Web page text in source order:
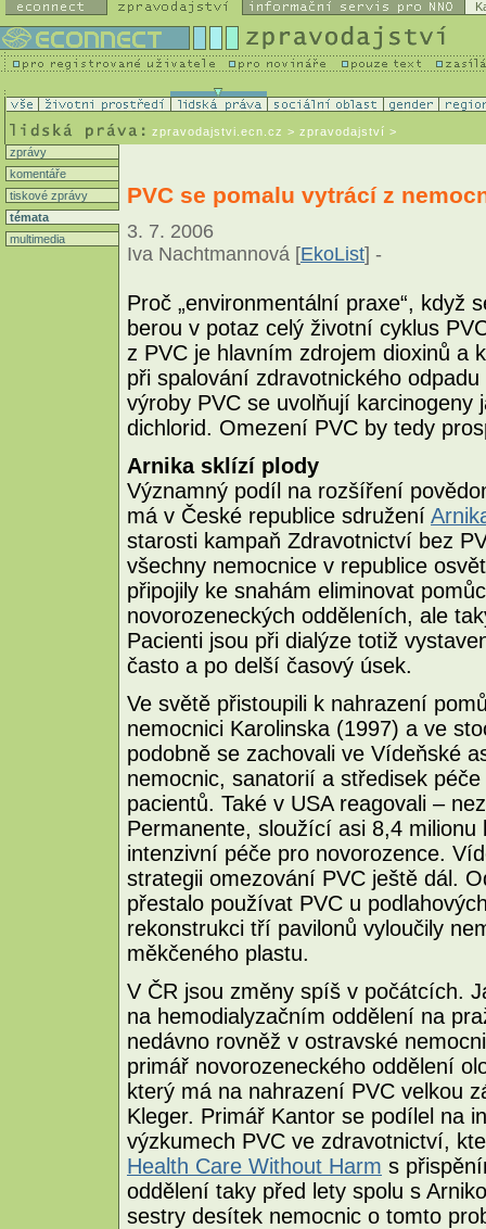
zpravodajstvi.ecn.cz > zpravodajství >
zprávy
komentáře
tiskové zprávy
témata
multimedia
PVC se pomalu vytrácí z
3. 7. 2006
Iva Nachtmannová [EkoList] -
Proč „environmentální praxe“, když
berou v potaz celý životní cyklus
z PVC je hlavním zdrojem dioxinů a
při spalování zdravotnického
výroby PVC se uvolňují karcinogeny
dichlorid. Omezení PVC by tedy
Arnika sklízí plody
Významný podíl na rozšíření
má v České republice sdružení
starosti kampaň Zdravotnictví bez
všechny nemocnice v republice
připojily ke snahám eliminovat
novorozeneckých odděleních, ale
Pacienti jsou při dialýze totiž
často a po delší časový úsek.
Ve světě přistoupili k nahrazení
nemocnici Karolinska (1997) a ve
podobně se zachovali ve Vídeňské
nemocnic, sanatorií a středisek
pacientů. Také v USA reagovali –
Permanente, sloužící asi 8,4
intenzivní péče pro novorozence.
strategii omezování PVC ještě dál.
přestalo používat PVC u
rekonstrukci tří pavilonů vyloučily
měkčeného plastu.
V ČR jsou změny spíš v počátcích.
na hemodialyzačním oddělení na
nedávno rovněž v ostravské
primář novorozeneckého oddělení
který má na nahrazení PVC velkou
Kleger. Primář Kantor se podílel na
výzkumech PVC ve zdravotnictví,
Health Care Without Harm s
oddělení taky před lety spolu s
sestry desítek nemocnic o tomto